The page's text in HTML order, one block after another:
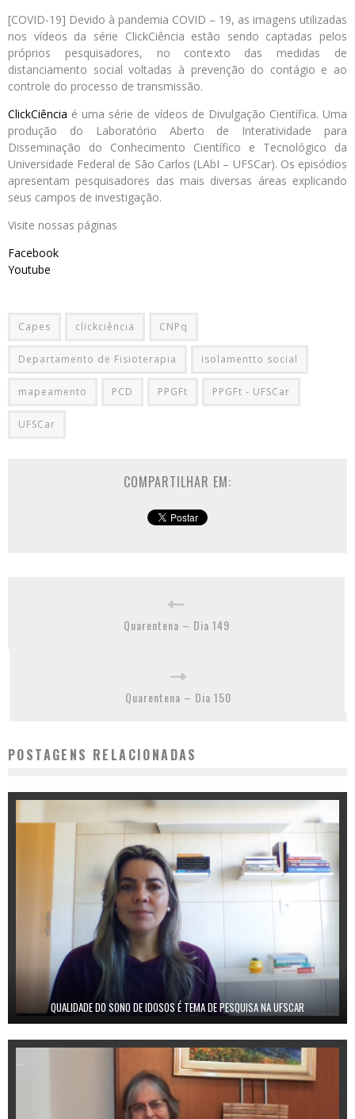
[COVID-19] Devido à pandemia COVID – 19, as imagens utilizadas
nos vídeos da série ClickCiência estão sendo captadas pelos
próprios pesquisadores, no contexto das medidas de
distanciamento social voltadas à prevenção do contágio e ao
controle do processo de transmissão.
ClickCiência é uma série de vídeos de Divulgação Científica. Uma
produção do Laboratório Aberto de Interatividade para
Disseminação do Conhecimento Científico e Tecnológico da
Universidade Federal de São Carlos (LAbI – UFSCar). Os episódios
apresentam pesquisadores das mais diversas áreas explicando
seus campos de investigação.
Visite nossas páginas
Facebook
Youtube
Capes clickciência CNPq
Departamento de Fisioterapia isolamentto social
mapeamento PCD PPGFt PPGFt - UFSCar
UFSCar
COMPARTILHAR EM:
Quarentena – Dia 149
Quarentena – Dia 150
POSTAGENS RELACIONADAS
QUALIDADE DO SONO DE IDOSOS É TEMA DE PESQUISA NA UFSCAR